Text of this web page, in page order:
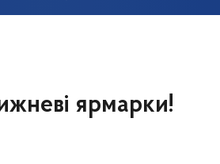
ярмарки!